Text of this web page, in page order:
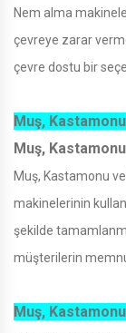
Nem alma
çevreye zarar
çevre dostu bir
Muş,
Muş,
Muş, Kastamonu
makinelerinin
şekilde
müşterilerin
Muş,